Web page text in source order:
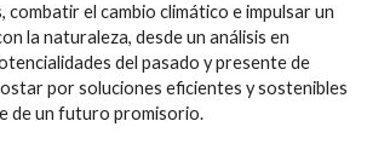
combatir el cambio climático e impulsar un
la naturaleza, desde un análisis en
del pasado y presente de
por soluciones eficientes y sostenibles
de un futuro promisorio.